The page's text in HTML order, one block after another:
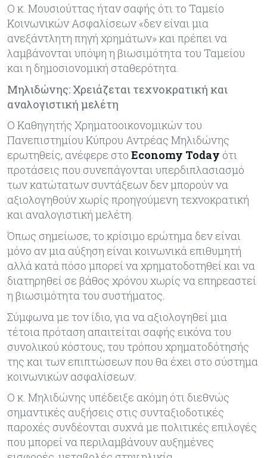
Ο κ. Μουσιούττας ήταν σαφής ότι το Ταμείο
Κοινωνικών Ασφαλίσεων «δεν είναι μια
ανεξάντλητη πηγή χρημάτων» και πρέπει να
λαμβάνονται υπόψη η βιωσιμότητα του Ταμείου
και η δημοσιονομική σταθερότητα.
Μηλιδώνης: Χρειάζεται τεχνοκρατική και
αναλογιστική μελέτη
Ο Καθηγητής Χρηματοοικονομικών του
Πανεπιστημίου Κύπρου Αντρέας Μηλιδώνης
ερωτηθείς, ανέφερε στο Economy Today ότι
προτάσεις που συνεπάγονται υπερδιπλασιασμό
των κατώτατων συντάξεων δεν μπορούν να
αξιολογηθούν χωρίς προηγούμενη τεχνοκρατική
και αναλογιστική μελέτη.
Όπως σημείωσε, το κρίσιμο ερώτημα δεν είναι
μόνο αν μια αύξηση είναι κοινωνικά επιθυμητή
αλλά κατά πόσο μπορεί να χρηματοδοτηθεί και να
διατηρηθεί σε βάθος χρόνου χωρίς να επηρεαστεί
η βιωσιμότητα του συστήματος.
Σύμφωνα με τον ίδιο, για να αξιολογηθεί μια
τέτοια πρόταση απαιτείται σαφής εικόνα του
συνολικού κόστους, του τρόπου χρηματοδότησής
της και των επιπτώσεων που θα έχει στο σύστημα
κοινωνικών ασφαλίσεων.
Ο κ. Μηλιδώνης υπέδειξε ακόμη ότι διεθνώς
σημαντικές αυξήσεις στις συνταξιοδοτικές
παροχές συνδέονται συχνά με πολιτικές επιλογές
που μπορεί να περιλαμβάνουν αυξημένες